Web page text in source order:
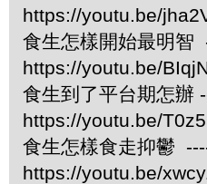
https://youtu.be/
食生怎樣開始最明智
https://youtu.be/
食生到了平台期怎辦
https://youtu.be/
食生怎樣食走抑鬱
https://youtu.be/